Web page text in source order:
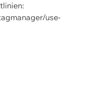
use-